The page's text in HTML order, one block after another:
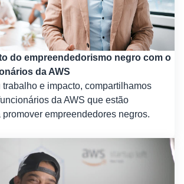
do empreendedorismo negro com o
da AWS
trabalho e impacto, compartilhamos
da AWS que estão
empreendedores negros.